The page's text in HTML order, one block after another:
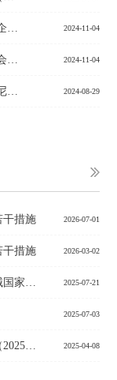
2024泉州安溪低空经济及智能制造产业政企对接会 2024-11-04
第三届成渝地区双城经济圈全球投资推介会（中国·北京） 2024-11-04
尼日利亚中非合作论坛专场会议暨首届中尼经贸精准合作洽谈会 2024-08-29
干措施 2026-07-01
干措施 2026-03-02
关于支持建设苏州生物医药及高端医疗器械国家先进制造业集群的政策措施 2025-07-21
2025-07-03
北京市支持创新医药高质量发展若干措施（2025年） 2025-04-08